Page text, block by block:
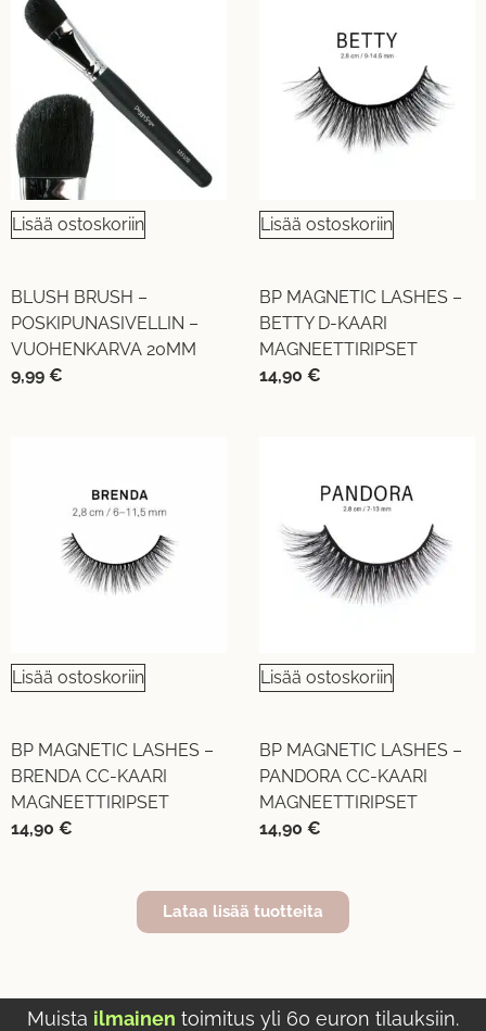
Lisää ostoskoriin
BLUSH BRUSH –
POSKIPUNASIVELLIN –
VUOHENKARVA 20MM
9,99 €
Lisää ostoskoriin
BP MAGNETIC LASHES –
BETTY D-KAARI
MAGNEETTIRIPSET
14,90 €
Lisää ostoskoriin
BP MAGNETIC LASHES –
BRENDA CC-KAARI
MAGNEETTIRIPSET
14,90 €
Lisää ostoskoriin
BP MAGNETIC LASHES –
PANDORA CC-KAARI
MAGNEETTIRIPSET
14,90 €
Lataa lisää tuotteita
Muista ilmainen toimitus yli 60 euron tilauksiin.